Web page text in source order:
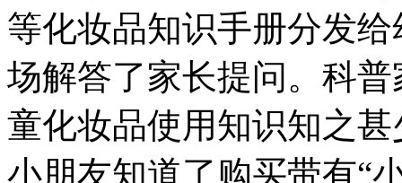
等化妆品知识手册分发
场解答了家长提问。科
童化妆品使用知识知之
小朋友知道了购买带有“